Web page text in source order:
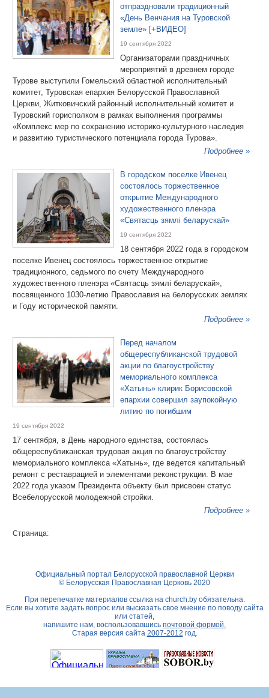
отпраздновали традиционный
«День Венчания на Туровской
земле» [+ВИДЕО]
19 сентября 2022
Организаторами праздничных
мероприятий в древнем городе
Турове выступили Гомельский областной исполнительный
комитет, Туровская епархия Белорусской Православной
Церкви, Житковичский районный исполнительный комитет и
Туровский горисполком в рамках выполнения программы
«Комплекс мер по сохранению историко-культурного наследия
и развитию туристического потенциала города Турова».
Подробнее »
В городском поселке Ивенец
состоялось торжественное
открытие Международного
художественного пленэра
«Святасць зямлі беларускай»
19 сентября 2022
18 сентября 2022 года в городском
поселке Ивенец состоялось торжественное открытие
традиционного, седьмого по счету Международного
художественного пленэра «Святасць зямлі беларускай»,
посвященного 1030-летию Православия на белорусских землях
и Году исторической памяти.
Подробнее »
Перед началом
общереспубликанской трудовой
акции по благоустройству
мемориального комплекса
«Хатынь» клирик Борисовской
епархии совершил заупокойную
литию по погибшим
19 сентября 2022
17 сентября, в День народного единства, состоялась
общереспубликанская трудовая акция по благоустройству
мемориального комплекса «Хатынь», где ведется капитальный
ремонт с реставрацией и элементами реконструкции. В мае
2022 года указом ­­Президента объекту был присвоен статус
Всебелорусской молодежной стройки.
Подробнее »
Страница:
Официальный портал Белорусской православной Церкви
© Белорусская Православная Церковь 2020
При перепечатке материалов ссылка на church.byобязательна.
Если вы хотите задать вопрос или высказать свое мнение по поводу сайта
или статей,
напишите нам, воспользовавшись почтовой формой.
Старая версия сайта 2007-2012 год.